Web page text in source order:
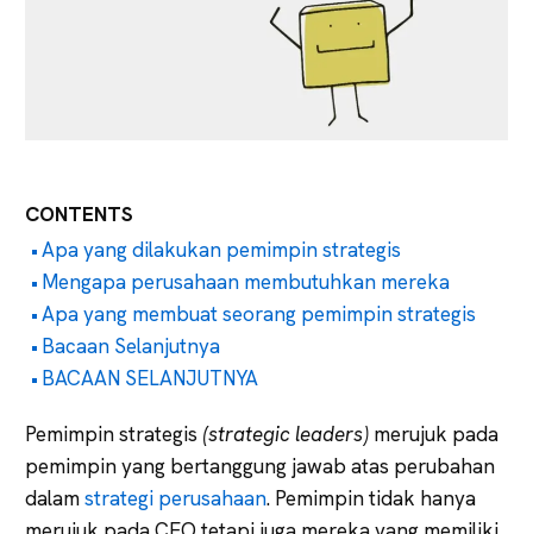
CONTENTS
Apa yang dilakukan pemimpin strategis
Mengapa perusahaan membutuhkan mereka
Apa yang membuat seorang pemimpin strategis
Bacaan Selanjutnya
BACAAN SELANJUTNYA
Pemimpin strategis (strategic leaders) merujuk pada
pemimpin yang bertanggung jawab atas perubahan
dalamstrategi perusahaan. Pemimpin tidak hanya